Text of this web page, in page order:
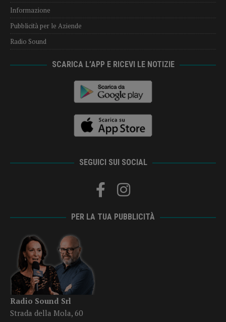
Informazione
Pubblicità per le Aziende
Radio Sound
SCARICA L’APP E RICEVI LE NOTIZIE
SEGUICI SUI SOCIAL
PER LA TUA PUBBLICITÀ
Radio Sound Srl
Strada della Mola, 60